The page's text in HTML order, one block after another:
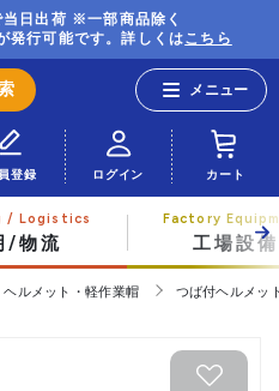
日出荷 ※一部商品除く
発行可能です。詳しくはこちら
登録 ログイン カート
/物流 工場設備
ヘルメット・軽作業帽 つば付ヘルメッ